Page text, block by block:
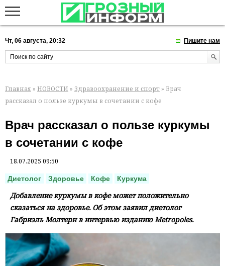
Чт, 06 августа, 20:32 Пишите нам
Главная » НОВОСТИ » Здравоохранение и спорт » Врач
рассказал о пользе куркумы в сочетании с кофе
Врач рассказал о пользе куркумы
в сочетании с кофе
18.07.2025 09:50
Диетолог Здоровье Кофе Куркума
Добавление куркумы в кофе может положительно
сказаться на здоровье. Об этом заявил диетолог
Габриэль Молтерн в интервью изданию Metropoles.